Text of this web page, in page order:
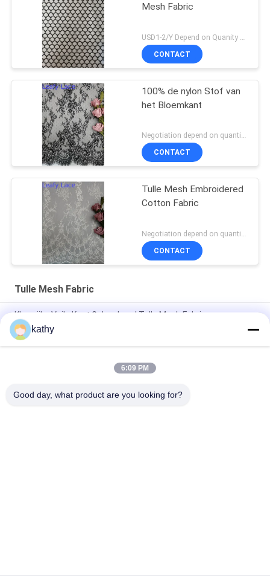
Mesh Fabric
CONTACT
100% de nylon Stof van
het Bloemkant
Negotiation depend on quantity MOQ:10yards
CONTACT
Tulle Mesh Embroidered
Cotton Fabric
Negotiation depend on quantity MOQ:10yards
CONTACT
Tulle Mesh Fabric
Kleurrijke Voile Kant Geborduurd Tulle Mesh Fabric
Geborduurde het Beddegoeddoek van Tulle Mesh Fabric
Garden Flower Lace
Metaal de Drukdeklaag van Tulle Mesh Fabric Women Dress
kathy
6:09 PM
Good day, what product are you looking for?